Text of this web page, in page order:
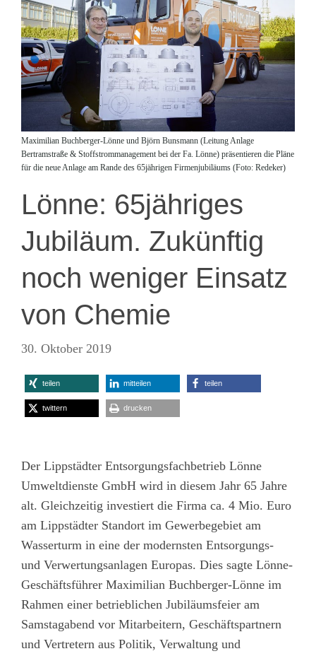
Maximilian Buchberger-Lönne und Björn Bunsmann (Leitung Anlage
Bertramstraße & Stoffstrommanagement bei der Fa. Lönne) präsentieren die Pläne
für die neue Anlage am Rande des 65jährigen Firmenjubiläums (Foto: Redeker)
Lönne: 65jähriges
Jubiläum. Zukünftig
noch weniger Einsatz
von Chemie
30. Oktober 2019
teilen mitteilen teilen
twittern drucken
Der Lippstädter Entsorgungsfachbetrieb Lönne
Umweltdienste GmbH wird in diesem Jahr 65 Jahre
alt. Gleichzeitig investiert die Firma ca. 4 Mio. Euro
am Lippstädter Standort im Gewerbegebiet am
Wasserturm in eine der modernsten Entsorgungs-
und Verwertungsanlagen Europas. Dies sagte Lönne-
Geschäftsführer Maximilian Buchberger-Lönne im
Rahmen einer betrieblichen Jubiläumsfeier am
Samstagabend vor Mitarbeitern, Geschäftspartnern
und Vertretern aus Politik, Verwaltung und